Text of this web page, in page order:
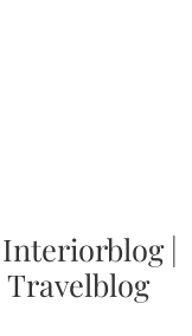
Interiorblog|
Travelblog